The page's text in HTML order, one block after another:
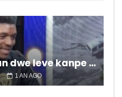
Popilasyon an dwe leve kanpe pou chanje sitiyasyon kawotik l’ap viv nan peyi a.
1 AN AGO